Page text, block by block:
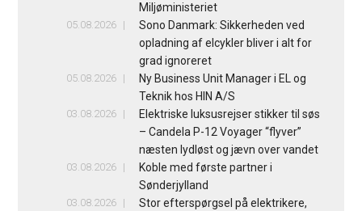
Miljøministeriet
05.08.2026
Sono Danmark: Sikkerheden ved
opladning af elcykler bliver i alt for
grad ignoreret
05.08.2026
Ny Business Unit Manager i EL og
Teknik hos HIN A/S
03.08.2026
Elektriske luksusrejser stikker til søs
– Candela P-12 Voyager “flyver”
næsten lydløst og jævn over vandet
03.08.2026
Koble med første partner i
Sønderjylland
03.08.2026
Stor efterspørgsel på elektrikere,